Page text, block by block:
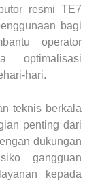
resmi TE7
bagi
operator
optimalisasi
hari.
teknis berkala
penting dari
dukungan
gangguan
kepada